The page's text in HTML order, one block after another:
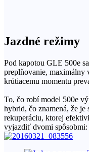
Jazdné režimy
Pod kapotou GLE 500e
preplňovanie, maximálny
krútiacemu momentu
To, čo robí model 500e
hybrid, čo znamená, že je
rekuperáciu, ktorej
vyjazdiť dvomi